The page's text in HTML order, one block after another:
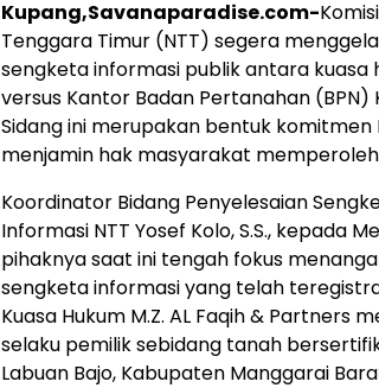
Kupang,Savanaparadise.com-
Tenggara Timur (NTT) segera
sengketa informasi publik antara kuasa
versus Kantor Badan Pertanahan
Sidang ini merupakan bentuk komitmen
menjamin hak masyarakat
Koordinator Bidang Penyelesaian
Informasi NTT Yosef Kolo, S.S., kepada
pihaknya saat ini tengah fokus
sengketa informasi yang telah
Kuasa Hukum M.Z. AL Faqih & Partners
selaku pemilik sebidang tanah
Labuan Bajo, Kabupaten Manggarai